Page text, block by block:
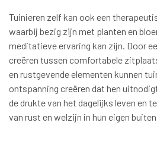
Tuinieren zelf kan ook een
waarbij bezig zijn met planten en
meditatieve ervaring kan zijn. Door
creëren tussen comfortabele
en rustgevende elementen kunnen
ontspanning creëren dat hen
de drukte van het dagelijks leven en
van rust en welzijn in hun eigen